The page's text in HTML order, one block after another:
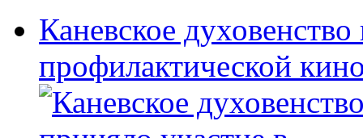
Каневское
профилактической